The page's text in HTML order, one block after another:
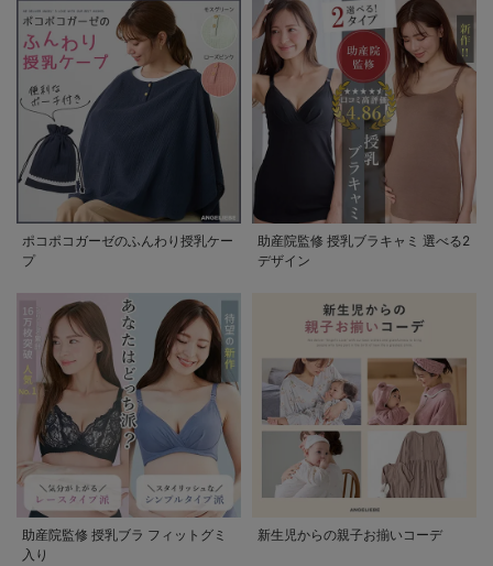
ポコポコガーゼのふんわり授乳ケー
プ
助産院監修 授乳ブラキャミ 選べる2
デザイン
助産院監修 授乳ブラ フィットグミ
入り
新生児からの親子お揃いコーデ